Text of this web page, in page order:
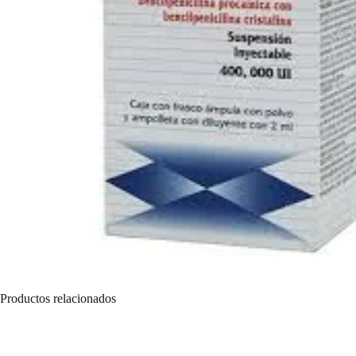
Productos relacionados